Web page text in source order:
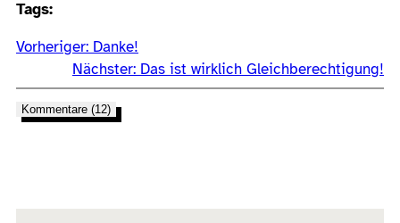
Tags:
Vorheriger: Danke!
Nächster: Das ist wirklich Gleichberechtigung!
Kommentare (12)